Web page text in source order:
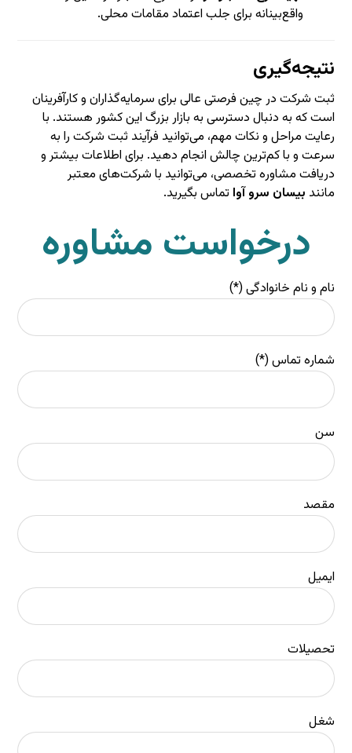
واقع‌بینانه برای جلب اعتماد مقامات محلی.
نتیجه‌گیری
ثبت شرکت در چین فرصتی عالی برای سرمایه‌گذاران و کارآفرینان
است که به دنبال دسترسی به بازار بزرگ این کشور هستند. با
رعایت مراحل و نکات مهم، می‌توانید فرآیند ثبت شرکت را به
سرعت و با کم‌ترین چالش انجام دهید. برای اطلاعات بیشتر و
دریافت مشاوره تخصصی، می‌توانید با شرکت‌های معتبر
مانند بیسان سرو آوا تماس بگیرید.
درخواست مشاوره
نام و نام خانوادگی (*)
شماره تماس (*)
سن
مقصد
ایمیل
تحصیلات
شغل